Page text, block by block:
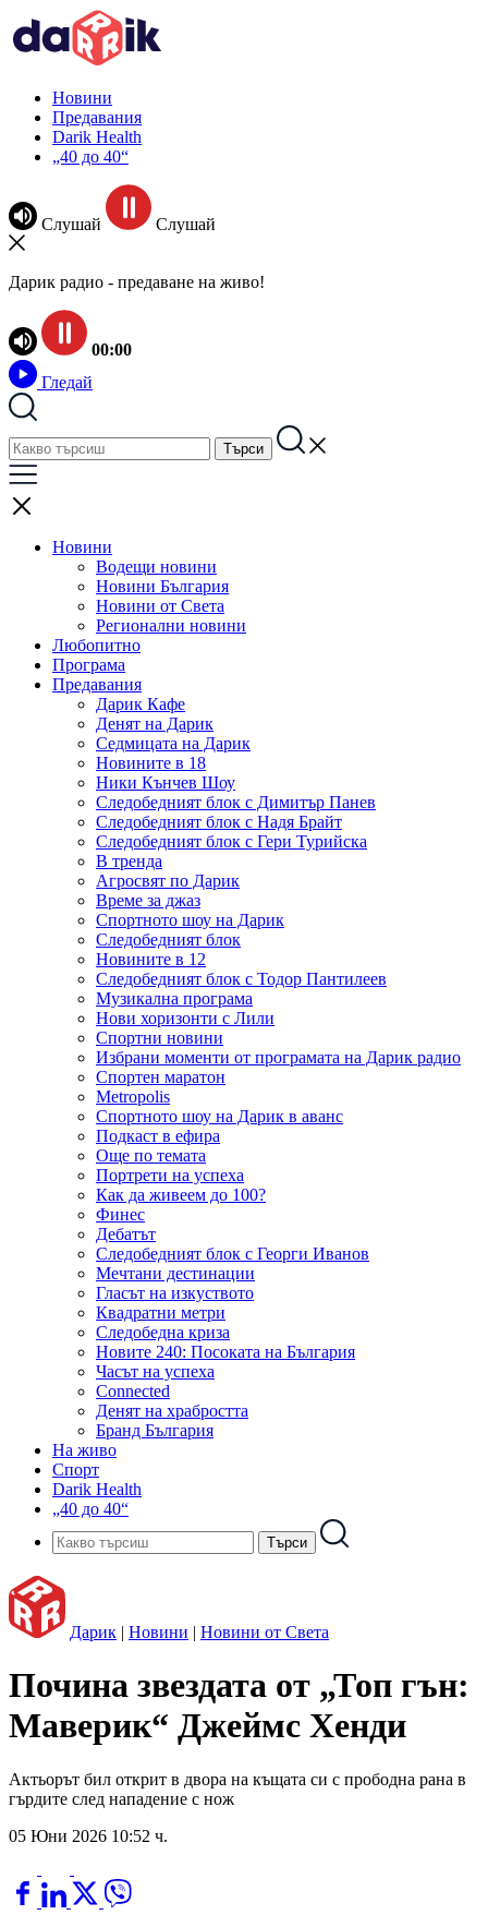
Новини
Предавания
Darik Health
„40 до 40“
Слушай Слушай
Дарик радио - предаване на живо!
00:00
Гледай
Новини
Водещи новини
Новини България
Новини от Света
Регионални новини
Любопитно
Програма
Предавания
Дарик Кафе
Денят на Дарик
Седмицата на Дарик
Новините в 18
Ники Кънчев Шоу
Следобедният блок с Димитър Панев
Следобедният блок с Надя Брайт
Следобедният блок с Гери Турийска
В тренда
Агросвят по Дарик
Време за джаз
Спортното шоу на Дарик
Следобедният блок
Новините в 12
Следобедният блок с Тодор Пантилеев
Музикална програма
Нови хоризонти с Лили
Спортни новини
Избрани моменти от програмата на Дарик радио
Спортен маратон
Metropolis
Спортното шоу на Дарик в аванс
Подкаст в ефира
Още по темата
Портрети на успеха
Как да живеем до 100?
Финес
Дебатът
Следобедният блок с Георги Иванов
Мечтани дестинации
Гласът на изкуството
Квадратни метри
Следобедна криза
Новите 240: Посоката на България
Часът на успеха
Connected
Денят на храбростта
Бранд България
На живо
Спорт
Darik Health
„40 до 40“
Дарик | Новини | Новини от Света
Почина звездата от „Топ гън:
Маверик“ Джеймс Хенди
Актьорът бил открит в двора на къщата си с прободна рана в
гърдите след нападение с нож
05 Юни 2026 10:52 ч.